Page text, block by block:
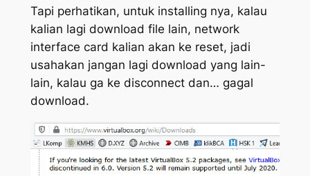
Tapi perhatikan, untuk installing nya, kalau
kalian lagi download file lain, network
interface card kalian akan ke reset, jadi
usahakan jangan lagi download yang lain-
lain, kalau ga ke disconnect dan… gagal
download.